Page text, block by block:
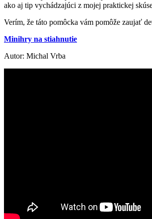
ako aj tip vychádzajúci z mojej praktickej
Verím, že táto pomôcka vám pomôže zaujať
Minihry na stiahnutie
Autor: Michal Vrba